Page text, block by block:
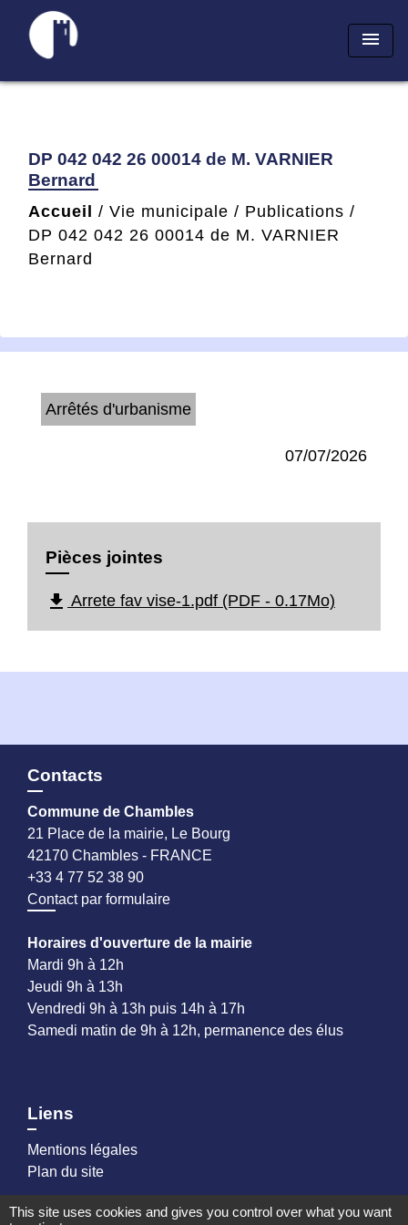
menu
DP 042 042 26 00014 de M. VARNIER
Bernard
Accueil / Vie municipale / Publications /
DP 042 042 26 00014 de M. VARNIER
Bernard
Arrêtés d'urbanisme
07/07/2026
Pièces jointes
file_download Arrete fav vise-1.pdf (PDF - 0.17Mo)
Contacts
Commune de Chambles
21 Place de la mairie, Le Bourg
42170 Chambles - FRANCE
+33 4 77 52 38 90
Contact par formulaire
Horaires d'ouverture de la mairie
Mardi 9h à 12h
Jeudi 9h à 13h
Vendredi 9h à 13h puis 14h à 17h
Samedi matin de 9h à 12h, permanence des élus
Liens
Mentions légales
Plan du site
This site uses cookies and gives you control over what you want